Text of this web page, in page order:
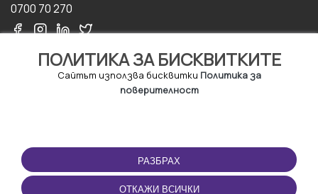
ПОЛИТИКА ЗА БИСКВИТКИТЕ
Сайтът използва бисквитки Политика за
поверителност
РАЗБРАХ
ОТКАЖИ ВСИЧКИ
0700 70 270
ПОЛЗВАНЕ
Правила и условия за
ползване
ПРИЛОЖЕНИЕТО